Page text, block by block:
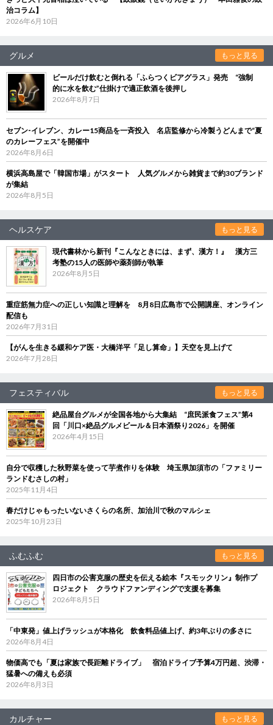
治コラム】
2026年6月10日
グルメ もっと見る
ビールだけ飲むと倒れる「ふらつくビアグラス」発売 “強制
的に水を飲む”仕掛けで適正飲酒を後押し
2026年8月7日
セブン‐イレブン、カレー15商品を一斉投入 名店監修から冷製うどんまで“夏
のカレーフェス”を開催中
2026年8月6日
横浜高島屋で「韓国市場」がスタート 人気グルメから雑貨まで約30ブランド
が集結
2026年8月5日
ヘルスケア もっと見る
現代書林から新刊『こんなときには、まず、漢方！』 漢方三
考塾の15人の医師や薬剤師が執筆
2026年8月5日
重症筋無力症への正しい知識と理解を 8月8日広島市で公開講座、オンライン
配信も
2026年7月31日
【がんを生きる緩和ケア医・大橋洋平「足し算命」】天空を見上げて
2026年7月28日
フェスティバル もっと見る
絶品屋台グルメが全国各地から大集結 “庶民派食フェス”第4
回「川口×絶品グルメビール＆日本酒祭り2026」を開催
2026年4月15日
自分で収穫した秋野菜を使って芋煮作りを体験 埼玉県加須市の「ファミリー
ランドむさしの村」
2025年11月4日
春だけじゃもったいないさくらの名所、加治川で秋のマルシェ
2025年10月23日
ふむふむ もっと見る
四日市の公害克服の歴史を伝える絵本『スモックリン』制作プ
ロジェクト クラウドファンディングで支援を募集
2026年8月5日
「中東発」値上げラッシュが本格化 飲食料品値上げ、約3年ぶりの多さに
2026年8月4日
物価高でも「夏は家族で長距離ドライブ」 宿泊ドライブ予算4万円超、渋滞・
猛暑への備えも必須
2026年8月3日
カルチャー もっと見る